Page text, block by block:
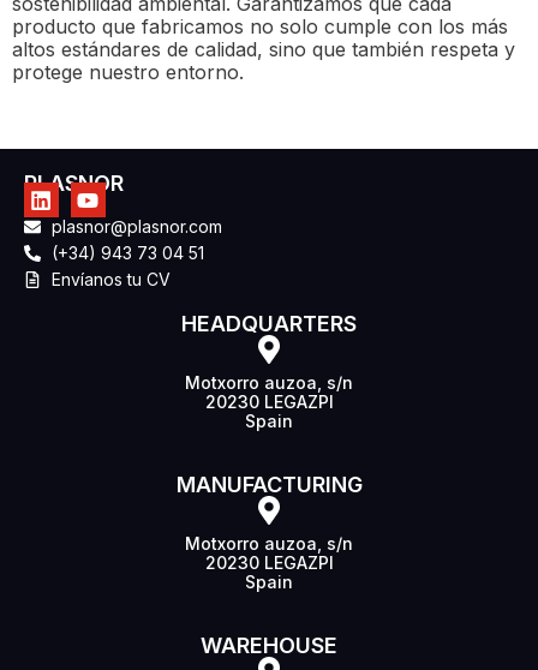
producto que fabricamos no solo cumple con los más
altos estándares de calidad, sino que también respeta y
protege nuestro entorno.
PLASNOR
plasnor@plasnor.com
(+34) 943 73 04 51
Envíanos tu CV
HEADQUARTERS
Motxorro auzoa, s/n
20230 LEGAZPI
Spain
MANUFACTURING
Motxorro auzoa, s/n
20230 LEGAZPI
Spain
WAREHOUSE